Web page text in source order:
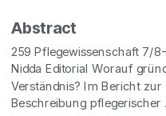
Abstract
259 Pflegewissenschaft 7/
Nidda Editorial Worauf
Verständnis? Im Bericht
Beschreibung